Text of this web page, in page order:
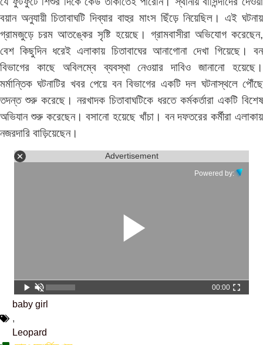
বয়ান অনুযায়ী চিতাবাঘটি দিব্যার বাহুর মাংস ছিঁড়ে নিয়েছিল। এই ঘটনায়
গ্রামজুড়ে চরম আতঙ্কের সৃষ্টি হয়েছে। গ্রামবাসীরা অভিযোগ করেছেন,
বেশ কিছুদিন ধরেই এলাকায় চিতাবাঘের আনাগোনা দেখা গিয়েছে। বন
বিভাগের কাছে অবিলম্বে ব্যবস্থা নেওয়ার দাবিও জানানো হয়েছে।
মর্মান্তিক ঘটনাটির খবর পেয়ে বন বিভাগের একটি দল ঘটনাস্থলে পৌঁছে
তদন্ত শুরু করেছে। নরখাদক চিতাবাঘটিকে ধরতে কর্মকর্তারা একটি বিশেষ
অভিযান শুরু করেছেন। বসানো হয়েছে খাঁচা। বন দফতরের কর্মীরা এলাকায়
নজরদারি বাড়িয়েছেন।
Advertisement
Powered by:
00:00
baby girl
,
Leopard